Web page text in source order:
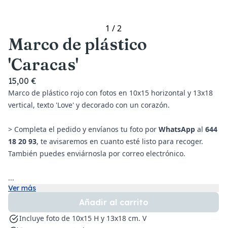
1 /2
Marco de plástico
'Caracas'
15,00 €
Marco de plástico rojo con fotos en 10x15 horizontal y 13x18
vertical, texto 'Love' y decorado con un corazón.
> Completa el pedido y envíanos tu foto por WhatsApp al 644
18 20 93, te avisaremos en cuanto esté listo para recoger.
También puedes enviárnosla por correo electrónico.
...
Ver más
Añadir al carrito
Incluye foto de 10x15 H y 13x18 cm. V